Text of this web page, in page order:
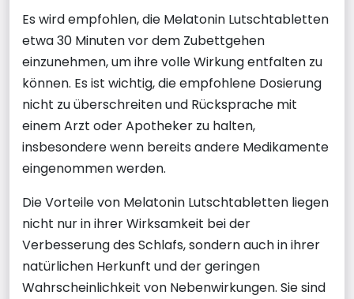
Es wird empfohlen, die Melatonin Lutschtabletten
etwa 30 Minuten vor dem Zubettgehen
einzunehmen, um ihre volle Wirkung entfalten zu
können. Es ist wichtig, die empfohlene Dosierung
nicht zu überschreiten und Rücksprache mit
einem Arzt oder Apotheker zu halten,
insbesondere wenn bereits andere Medikamente
eingenommen werden.
Die Vorteile von Melatonin Lutschtabletten liegen
nicht nur in ihrer Wirksamkeit bei der
Verbesserung des Schlafs, sondern auch in ihrer
natürlichen Herkunft und der geringen
Wahrscheinlichkeit von Nebenwirkungen. Sie sind